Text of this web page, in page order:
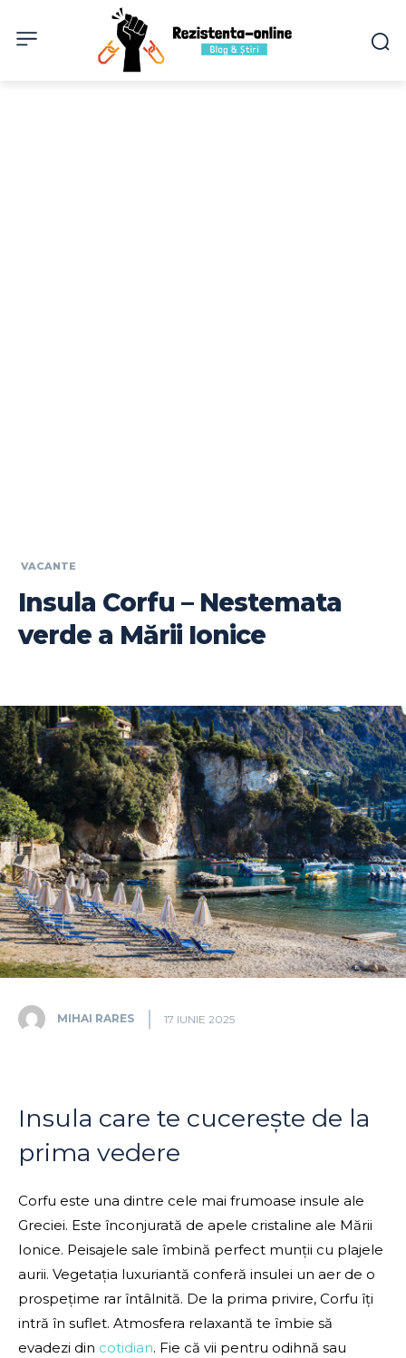
VACANTE
Insula Corfu – Nestemata
verde a Mării Ionice
MIHAI RARES 17 IUNIE 2025
Insula care te cucerește de la
prima vedere
Corfu este una dintre cele mai frumoase insule ale
Greciei. Este înconjurată de apele cristaline ale Mării
Ionice. Peisajele sale îmbină perfect munții cu plajele
aurii. Vegetația luxuriantă conferă insulei un aer de o
prospețime rar întâlnită. De la prima privire, Corfu îți
intră în suflet. Atmosfera relaxantă te îmbie să
evadezi din cotidian. Fie că vii pentru odihnă sau